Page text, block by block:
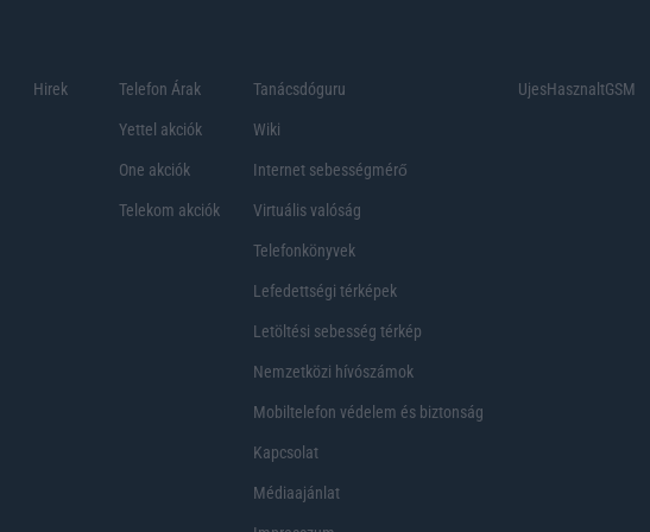
Hirek Telefon Árak
Yettel akciók
One akciók
Telekom akciók
Tanácsdóguru
Wiki
Internet sebességmérő
Virtuális valóság
Telefonkönyvek
Lefedettségi térképek
Letöltési sebesség térkép
Nemzetközi hívószámok
Mobiltelefon védelem és biztonság
Kapcsolat
Médiaajánlat
UjesHasznaltGSM